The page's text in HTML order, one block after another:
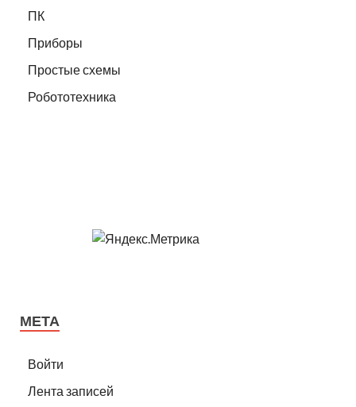
ПК
Приборы
Простые схемы
Робототехника
МЕТА
Войти
Лента записей